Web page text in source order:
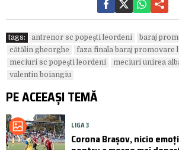
tags: antrenor sc popești leordeni
baraj
cătălin gheorghe
faza finala baraj promovare
meciuri sc popești leordeni
meciuri unirea
valentin boiangiu
PE ACEEAȘI TEMĂ
LIGA 3
Corona Brașov, nicio